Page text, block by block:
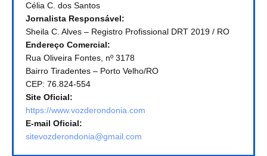
Célia C. dos Santos
Jornalista Responsável:
Sheila C. Alves – Registro Profissional DRT 2019 / RO
Endereço Comercial:
Rua Oliveira Fontes, nº 3178
Bairro Tiradentes – Porto Velho/RO
CEP: 76.824-554
Site Oficial:
https://www.vozderondonia.com
E-mail Oficial:
sitevozderondonia@gmail.com